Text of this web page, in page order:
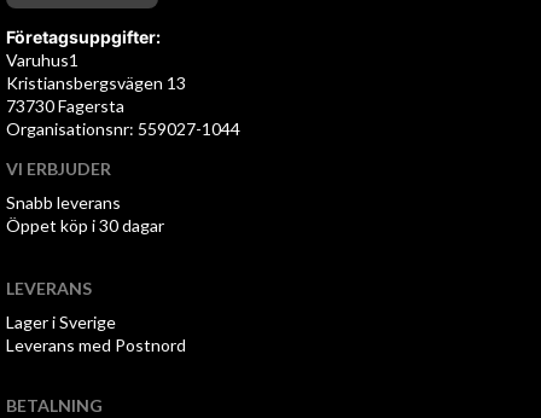
Företagsuppgifter:
Varuhus1
Kristiansbergsvägen 13
73730 Fagersta
Organisationsnr: 559027-1044
VI ERBJUDER
Snabb leverans
Öppet köp i 30 dagar
LEVERANS
Lager i Sverige
Leverans med Postnord
BETALNING